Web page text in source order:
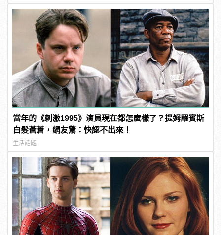
當年的《刺激1995》演員現在都怎麼樣了？提姆羅賓斯
白髮蒼蒼，網友驚：快認不出來！
生活話題